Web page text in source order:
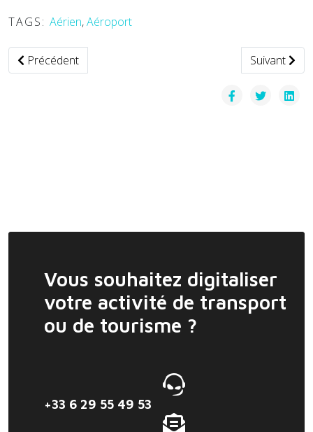
TAGS: Aérien,Aéroport
Article précédent : Une nouvelle levée de fonds réussie
Précédent Article
Suivant
Vous souhaitez digitaliser
votre activité de transport
ou de tourisme ?
+33 6 29 55 49 53